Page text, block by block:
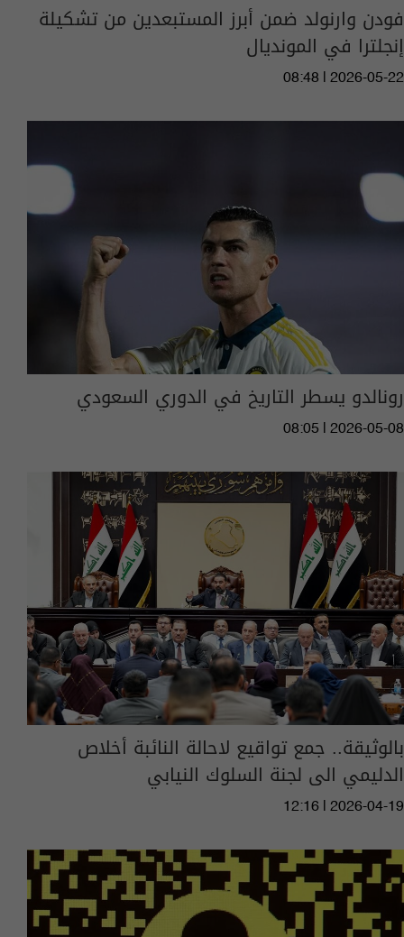
فودن وارنولد ضمن أبرز المستبعدين من تشكيلة
إنجلترا في المونديال
08:48 | 2026-05-22
رونالدو يسطر التاريخ في الدوري السعودي
08:05 | 2026-05-08
بالوثيقة.. جمع تواقيع لاحالة النائبة أخلاص
الدليمي الى لجنة السلوك النيابي
12:16 | 2026-04-19